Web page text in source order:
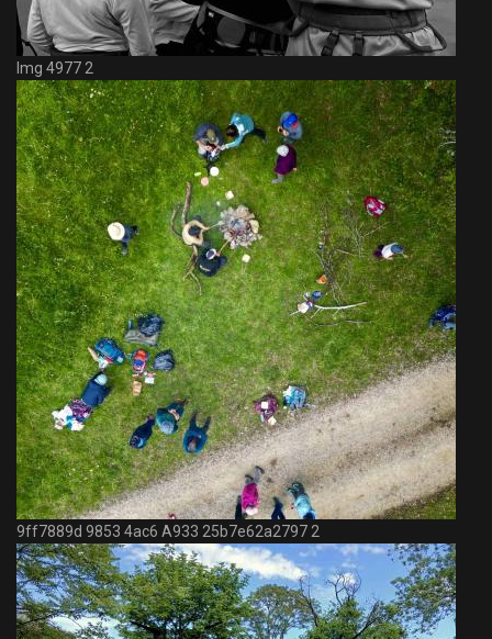
Img 4977 2
9ff7889d 9853 4ac6 A933 25b7e62a2797 2